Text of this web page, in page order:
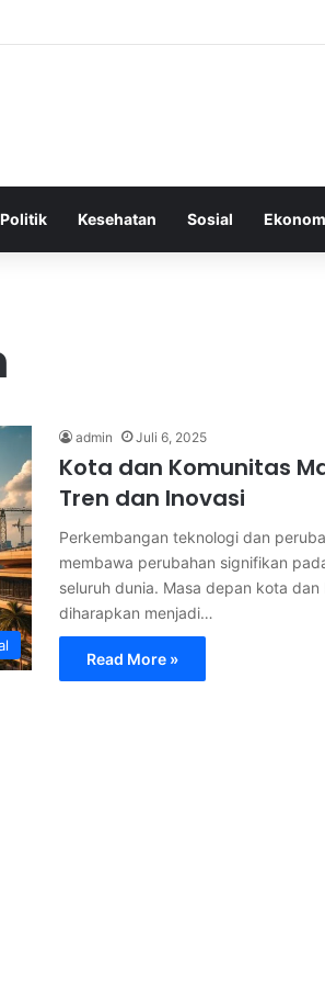
Politik Kesehatan Sosial
admin Juli 6, 2025
Kota dan Komunitas
Tren dan Inovasi
Perkembangan teknologi dan
membawa perubahan signifikan
seluruh dunia. Masa depan kota dan
diharapkan menjadi…
Read More »